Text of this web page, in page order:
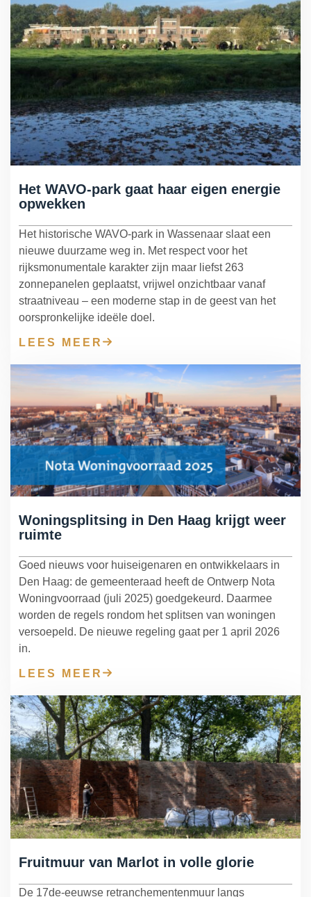
Het WAVO-park gaat haar eigen energie
opwekken
Het historische WAVO-park in Wassenaar slaat een
nieuwe duurzame weg in. Met respect voor het
rijksmonumentale karakter zijn maar liefst 263
zonnepanelen geplaatst, vrijwel onzichtbaar vanaf
straatniveau – een moderne stap in de geest van het
oorspronkelijke ideële doel.
LEES MEER
Woningsplitsing in Den Haag krijgt weer
ruimte
Goed nieuws voor huiseigenaren en ontwikkelaars in
Den Haag: de gemeenteraad heeft de Ontwerp Nota
Woningvoorraad (juli 2025) goedgekeurd. Daarmee
worden de regels rondom het splitsen van woningen
versoepeld. De nieuwe regeling gaat per 1 april 2026
in.
LEES MEER
Fruitmuur van Marlot in volle glorie
De 17de-eeuwse retranchementenmuur langs